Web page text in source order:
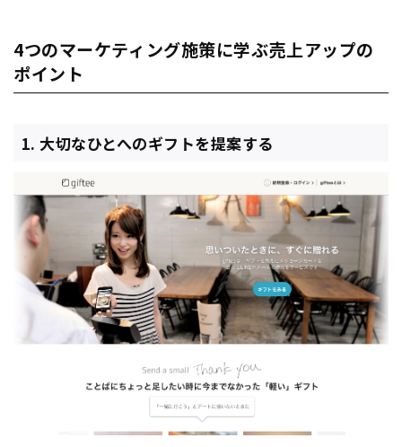
4つのマーケティング施策に学ぶ売上アップの
ポイント
1. 大切なひとへのギフトを提案する